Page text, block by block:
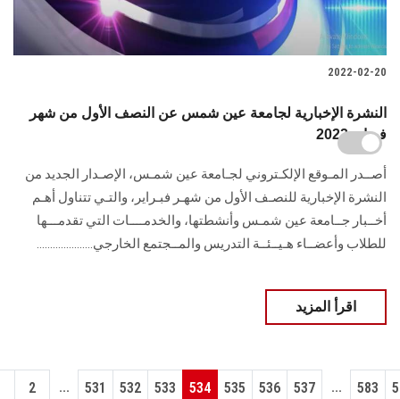
2022-02-20
النشرة الإخبارية لجامعة عين شمس عن النصف الأول من شهر
فبراير 2022
أصــدر المـوقع الإلكـتروني لجـامعة عين شمـس، الإصـدار الجديد من
النشرة الإخبارية للنصـف الأول من شهـر فبـراير، والتـي تتناول أهـم
أخــبار جــامعة عين شمـس وأنشطتها، والخدمــــات التي تقدمـــها
للطلاب وأعضــاء هـيــئــة التدريس والمــجتمع الخارجي.....................
اقرأ المزيد
2 ... 531 532 533 534 535 536 537 ... 583